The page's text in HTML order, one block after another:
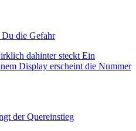
Du die Gefahr
dahinter steckt Ein
Display erscheint die Nummer
der Quereinstieg